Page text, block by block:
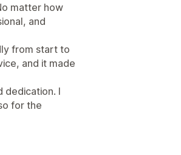
matter how
and
from start to
and it made
dedication. I
for the